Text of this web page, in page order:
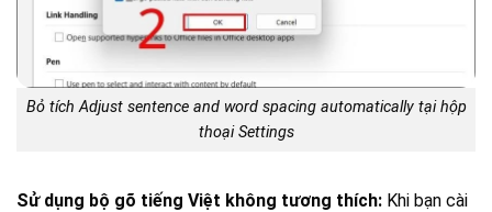
Bỏ tích Adjust sentence and word spacing automatically tại hộp
thoại Settings
Sử dụng bộ gõ tiếng Việt không tương thích: Khi bạn cài